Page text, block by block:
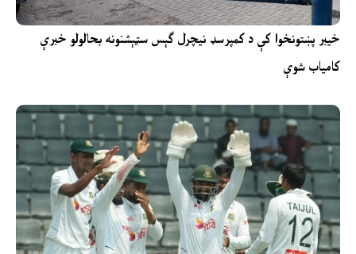
خیبر پښتونخوا کې د کمپرسډ نیچرل ګېس سټېشنونه بحالولو خبرې
کامیاب شوې